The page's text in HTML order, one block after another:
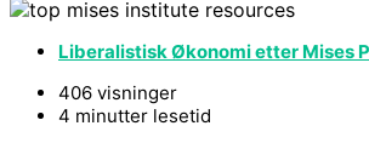
Liberalistisk Økonomi etter Mises
406 visninger
4 minutter lesetid